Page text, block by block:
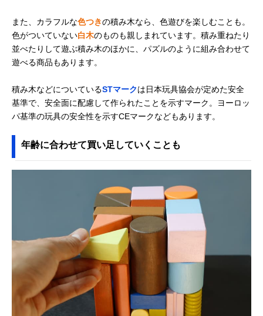
Amazonで見る
ボーネルンド
(BorneLund) オリ
ジナル積み木 カラ
ー（積み木のほん
付）BZID001
高級感がある贈り
物におすすめの積
み木
あり
き50ピース 30113
チュラルなデザイ
ン
また、カラフルな色つきの積み木なら、色遊びを楽しむことも。
色がついていない白木のものも親しまれています。積み重ねたり
並べたりして遊ぶ積み木のほかに、パズルのように組み合わせて
遊べる商品もあります。
積み木などについているSTマークは日本玩具協会が定めた安全
基準で、安全面に配慮して作られたことを示すマーク。ヨーロッ
パ基準の玩具の安全性を示すCEマークなどもあります。
年齢に合わせて買い足していくことも